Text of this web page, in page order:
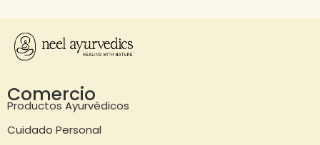
Comercio
Productos Ayurvédicos
Cuidado Personal